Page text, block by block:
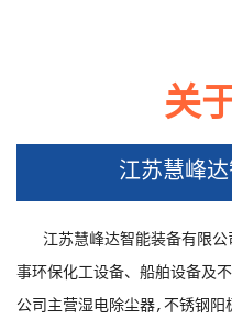
江苏沭阳湿电除尘器工地现场
关
江苏慧峰
江苏慧峰达智能装备有限
事环保化工设备、船舶设备及
公司主营湿电除尘器,不锈钢